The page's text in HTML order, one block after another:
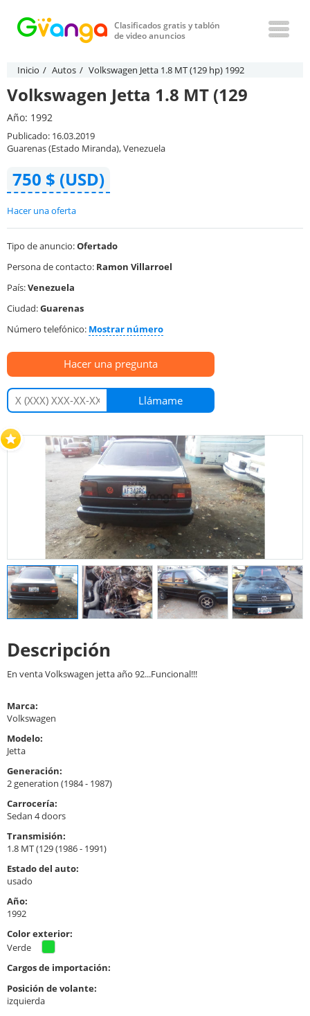
Clasificados gratis y tablón
de video anuncios
Inicio Autos Volkswagen Jetta 1.8 MT (129 hp) 1992
Volkswagen Jetta 1.8 MT (129
Año: 1992
Publicado: 16.03.2019
Guarenas (Estado Miranda), Venezuela
750 $ (USD)
Hacer una oferta
Tipo de anuncio:Ofertado
Persona de contacto: Ramon Villarroel
País:Venezuela
Ciudad:Guarenas
Número telefónico: Mostrar número
Hacer una pregunta
Llámame
Descripción
En venta Volkswagen jetta año 92...Funcional!!!
Marca:
Volkswagen
Modelo:
Jetta
Generación:
2 generation (1984 - 1987)
Carrocería:
Sedan 4 doors
Transmisión:
1.8 MT (129 (1986 - 1991)
Estado del auto:
usado
Año:
1992
Color exterior:
Verde
Cargos de importación:
Posición de volante:
izquierda